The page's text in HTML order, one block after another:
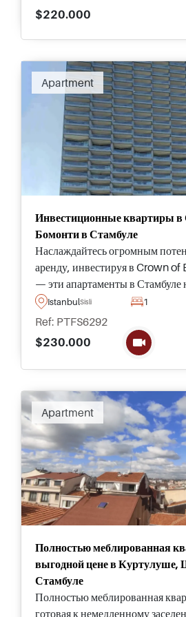
$220.000
Apartment
Инвестиционные квартиры
Бомонти в Стамбуле
Наслаждайтесь огромным
аренду, инвестируя в Crown
— эти апартаменты в Стамбуле
нескольких минутах ходьбы
других центральных
включая Босфорский пролив.
IstanbulSisli 1
Ref: PTFS6292
$230.000
Apartment
Полностью меблированная
выгодной цене в
Стамбуле
Полностью меблированная
готовая к немедленному